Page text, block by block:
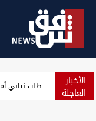
الأخبار
العاجلة العراق الـ12 عربياً والـ94 عالمياً في مؤشر الدبلوماسية والشراكة الدولية